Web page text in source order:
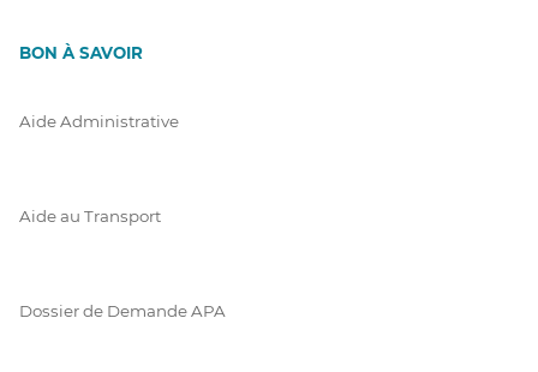
BON À SAVOIR
Aide Administrative
Aide au Transport
Dossier de Demande APA